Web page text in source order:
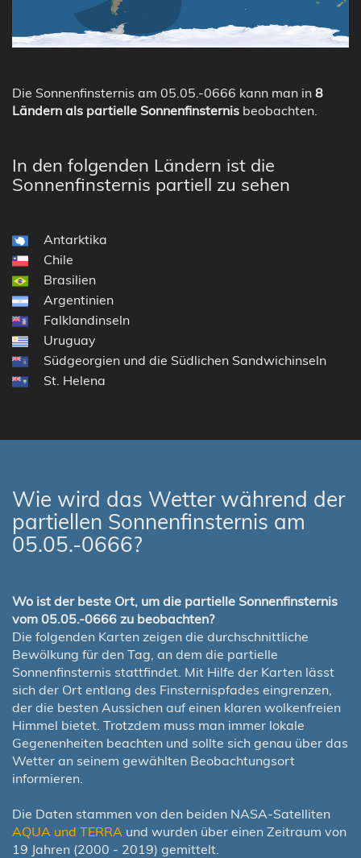
Die Sonnenfinsternis am 05.05.-0666 kann man in 8
Ländern als partielle Sonnenfinsternis beobachten.
In den folgenden Ländern ist die
Sonnenfinsternis partiell zu sehen
Antarktika
Chile
Brasilien
Argentinien
Falklandinseln
Uruguay
Südgeorgien und die Südlichen Sandwichinseln
St. Helena
Wie wird das Wetter während der
partiellen Sonnenfinsternis am
05.05.-0666?
Wo ist der beste Ort, um die partielle Sonnenfinsternis
vom 05.05.-0666 zu beobachten?
Die folgenden Karten zeigen die durchschnittliche
Bewölkung für den Tag, an dem die partielle
Sonnenfinsternis stattfindet. Mit Hilfe der Karten lässt
sich der Ort entlang des Finsternispfades eingrenzen,
der die besten Aussichen auf einen klaren wolkenfreien
Himmel bietet. Trotzdem muss man immer lokale
Gegenenheiten beachten und sollte sich genau über das
Wetter an seinem gewählten Beobachtungsort
informieren.
Die Daten stammen von den beiden NASA-Satelliten
AQUA und TERRA und wurden über einen Zeitraum von
19 Jahren (2000 - 2019) gemittelt.